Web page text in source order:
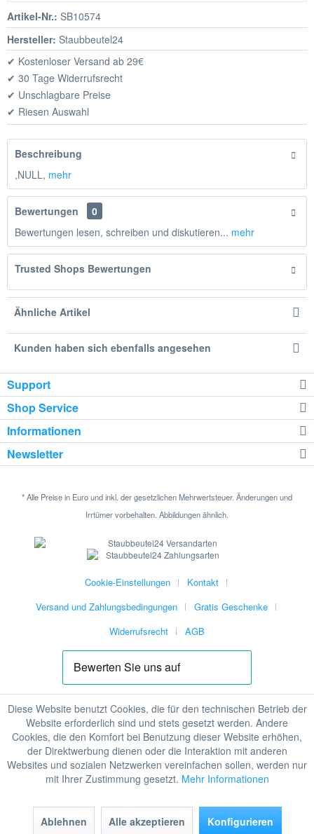
Artikel-Nr.: SB10574
Hersteller: Staubbeutel24
✔ Kostenloser Versand ab 29€
✔ 30 Tage Widerrufsrecht
✔ Unschlagbare Preise
✔ Riesen Auswahl
Beschreibung
,NULL, mehr
Bewertungen
0
Bewertungen lesen, schreiben und diskutieren... mehr
Trusted Shops Bewertungen
Ähnliche Artikel
Kunden haben sich ebenfalls angesehen
Support
Shop Service
Informationen
Newsletter
* Alle Preise in Euro und inkl. der gesetzlichen Mehrwertsteuer. Änderungen und
Irrtümer vorbehalten. Abbildungen ähnlich.
Cookie-Einstellungen
Kontakt
Versand und Zahlungsbedingungen
Gratis Geschenke
Widerrufsrecht
AGB
Diese Website benutzt Cookies, die für den technischen Betrieb der
Website erforderlich sind und stets gesetzt werden. Andere
Cookies, die den Komfort bei Benutzung dieser Website erhöhen,
der Direktwerbung dienen oder die Interaktion mit anderen
Websites und sozialen Netzwerken vereinfachen sollen, werden nur
mit Ihrer Zustimmung gesetzt. Mehr Informationen
Ablehnen Alle akzeptieren Konfigurieren